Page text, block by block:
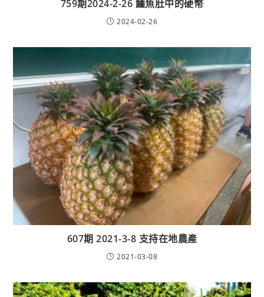
759期2024-2-26 鱷魚肚中的硬幣
2024-02-26
607期 2021-3-8 支持在地農產
2021-03-08